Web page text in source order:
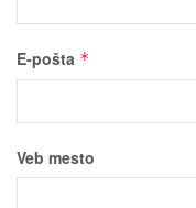
E-pošta *
Veb mesto